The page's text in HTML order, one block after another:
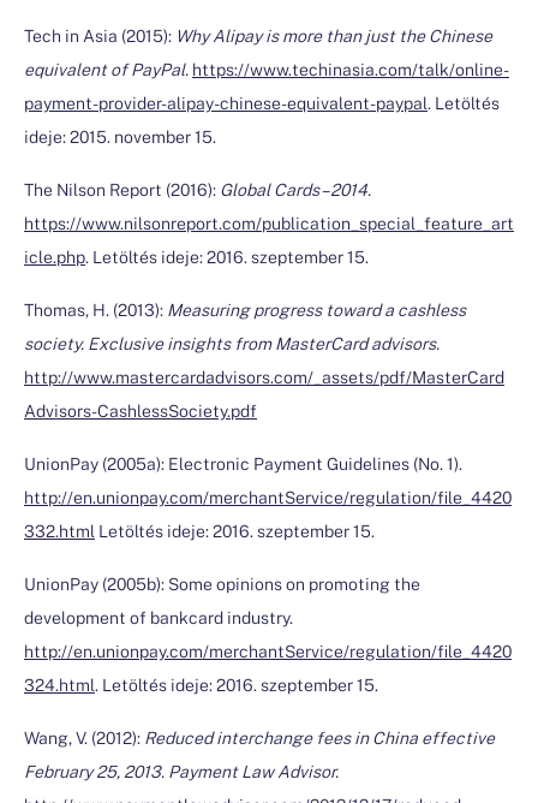
Tech in Asia (2015): Why Alipay is more than just the Chinese
equivalent of PayPal. https://www.techinasia.com/talk/online-
payment-provider-alipay-chinese-equivalent-paypal. Letöltés
ideje: 2015. november 15.
The Nilson Report (2016): Global Cards – 2014.
https://www.nilsonreport.com/publication_special_feature_art
icle.php. Letöltés ideje: 2016. szeptember 15.
Thomas, H. (2013): Measuring progress toward a cashless
society. Exclusive insights from MasterCard advisors.
http://www.mastercardadvisors.com/_assets/pdf/MasterCard
Advisors-CashlessSociety.pdf
UnionPay (2005a): Electronic Payment Guidelines (No. 1).
http://en.unionpay.com/merchantService/regulation/file_4420
332.html Letöltés ideje: 2016. szeptember 15.
UnionPay (2005b): Some opinions on promoting the
development of bankcard industry.
http://en.unionpay.com/merchantService/regulation/file_4420
324.html. Letöltés ideje: 2016. szeptember 15.
Wang, V. (2012): Reduced interchange fees in China effective
February 25, 2013. Payment Law Advisor.